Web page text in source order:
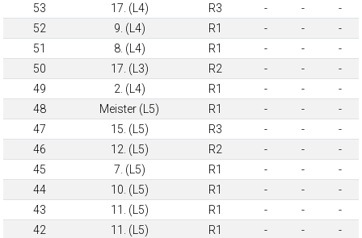
53
17. (L4) R3 - -
-
52
9. (L4) R1 - -
-
51
8. (L4) R1 - -
-
50
17. (L3) R2 - -
-
49
2. (L4) R1 - -
-
48
Meister (L5) R1 - -
-
47
15. (L5) R3 - -
-
46
12. (L5) R2 - -
-
45
7. (L5) R1 - -
-
44
10. (L5) R1 - -
-
43
11. (L5) R1 - -
-
42
11. (L5) R1 - -
-